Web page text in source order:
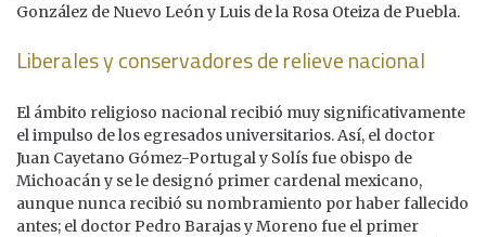
González de Nuevo León y Luis de la Rosa Oteiza de Puebla.
Liberales y conservadores de relieve nacional
El ámbito religioso nacional recibió muy significativamente
el impulso de los egresados universitarios. Así, el doctor
Juan Cayetano Gómez-Portugal y Solís fue obispo de
Michoacán y se le designó primer cardenal mexicano,
aunque nunca recibió su nombramiento por haber fallecido
antes; el doctor Pedro Barajas y Moreno fue el primer